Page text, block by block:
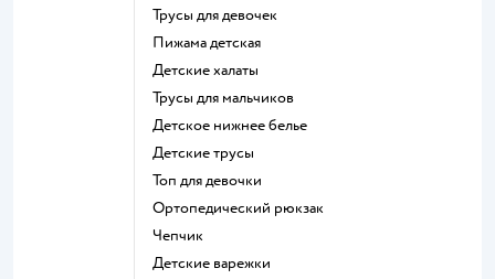
Трусы для девочек
Пижама детская
Детские халаты
Трусы для мальчиков
Детское нижнее белье
Детские трусы
Топ для девочки
Ортопедический рюкзак
Чепчик
Детские варежки